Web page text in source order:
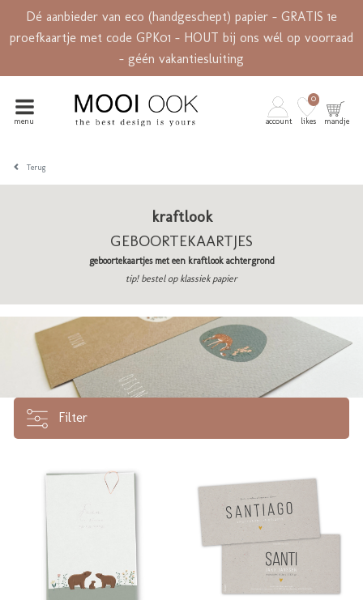
Dé aanbieder van eco (handgeschept) papier - GRATIS 1e
proefkaartje met code GPK01 - HOUT bij ons wél op voorraad
- géén vakantiesluiting
menu account likes
0
mandje
Terug
kraftlook
GEBOORTEKAARTJES
geboortekaartjes met een kraftlook achtergrond
tip! bestel op klassiek papier
Filter